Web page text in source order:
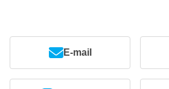
E-mail